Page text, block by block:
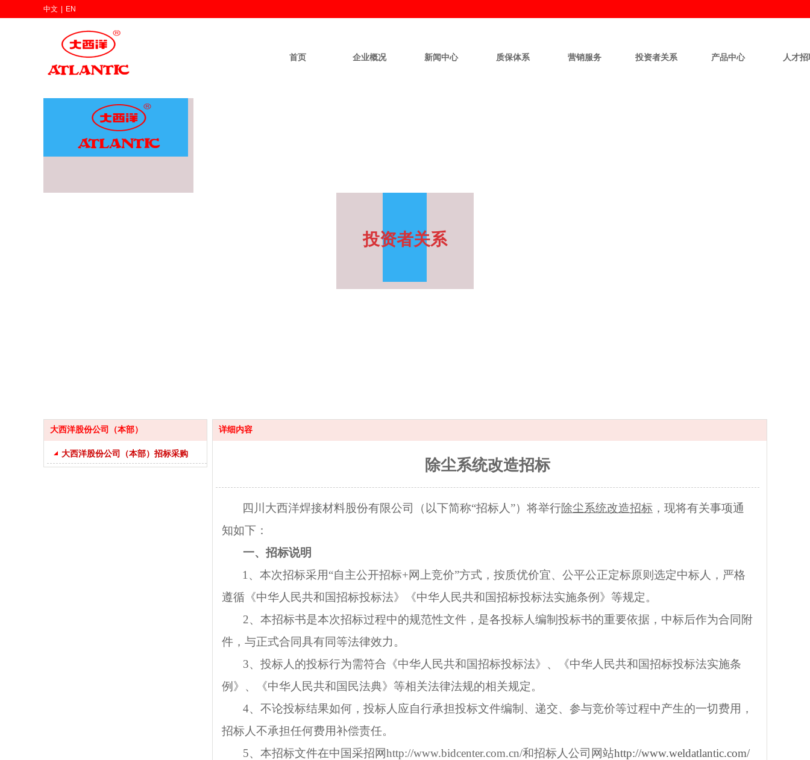
首页 企业概况 新闻中心 质保体系 营销服务 投资者关系 产品中心 人才招
中文 EN
投资者关系
大西洋股份公司（本部）
大西洋股份公司（本部）招标采购
详细内容
除尘系统改造招标
四川大西洋焊接材料股份有限公司（以下简称“招标人”）将举行除尘系统改造招标 ，现将有关事项通
知如下：
一、招标说明
1、本次招标采用“自主公开招标+网上竞价”方式，按质优价宜、公平公正定标原则选定中标人，严格
遵循《中华人民共和国招标投标法》《中华人民共和国招标投标法实施条例》等规定。
2、本招标书是本次招标过程中的规范性文件，是各投标人编制投标书的重要依据，中标后作为合同附
件，与正式合同具有同等法律效力。
3、投标人的投标行为需符合《中华人民共和国招标投标法》、《中华人民共和国招标投标法实施条
例》、《中华人民共和国民法典》等相关法律法规的相关规定。
4、不论投标结果如何，投标人应自行承担投标文件编制、递交、参与竞价等过程中产生的一切费用，
招标人不承担任何费用补偿责任。
5、本招标文件在中国采招网http://www.bidcenter.com.cn/和招标人公司网站http://www.weldatlantic.com/